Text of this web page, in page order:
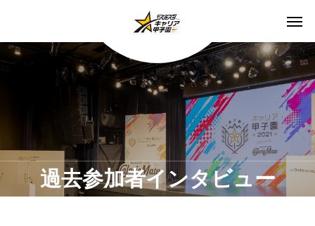
過去参加者インタビュー